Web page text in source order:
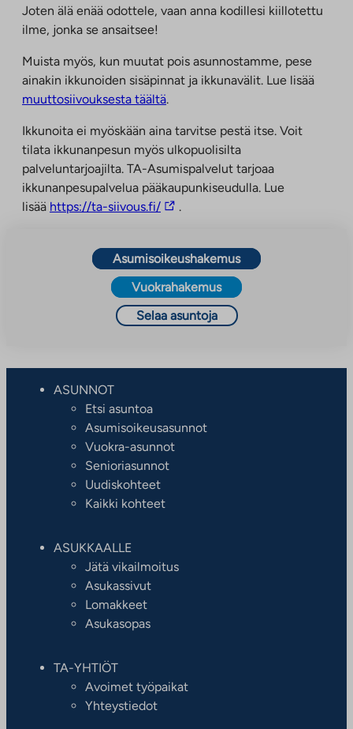
Joten älä enää odottele, vaan anna kodillesi kiillotettu
ilme, jonka se ansaitsee!
Muista myös, kun muutat pois asunnostamme, pese
ainakin ikkunoiden sisäpinnat ja ikkunavälit. Lue lisää
muuttosiivouksesta täältä.
Ikkunoita ei myöskään aina tarvitse pestä itse. Voit
tilata ikkunanpesun myös ulkopuolisilta
palveluntarjoajilta. TA-Asumispalvelut tarjoaa
ikkunanpesupalvelua pääkaupunkiseudulla. Lue
lisää https://ta-siivous.fi/Linkki
palveluun.
Linkki
aukeaa
uuteen
.
Asumisoikeushakemus
Vuokrahakemus
Selaa asuntoja
ASUNNOT
Etsi asuntoa
Asumisoikeusasunnot
Vuokra-asunnot
Senioriasunnot
Uudiskohteet
Kaikki kohteet
ASUKKAALLE
Jätä vikailmoitus
Asukassivut
Lomakkeet
Asukasopas
TA-YHTIÖT
Avoimet työpaikat
Yhteystiedot